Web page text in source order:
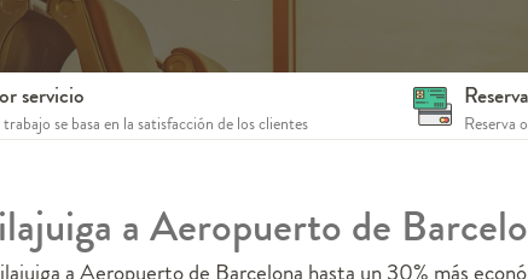
servicio
se basa en la satisfacción de los clientes Reserva
a Aeropuerto de
a Aeropuerto de Barcelona hasta un 30% más